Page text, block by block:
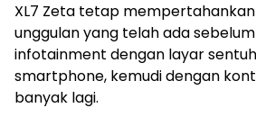
XL7 Zeta tetap
unggulan yang telah ada
infotainment dengan layar
smartphone, kemudi dengan
banyak lagi.